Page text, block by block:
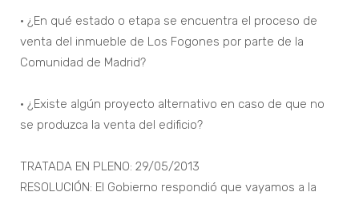
• ¿En qué estado o etapa se encuentra el proceso de
venta del inmueble de Los Fogones por parte de la
Comunidad de Madrid?
• ¿Existe algún proyecto alternativo en caso de que no
se produzca la venta del edificio?
TRATADA EN PLENO: 29/05/2013
RESOLUCIÓN: El Gobierno respondió que vayamos a la